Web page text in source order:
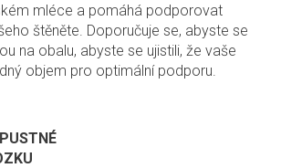
mléce a pomáhá podporovat
štěněte. Doporučuje se, abyste se
na obalu, abyste se ujistili, že vaše
objem pro optimální podporu.